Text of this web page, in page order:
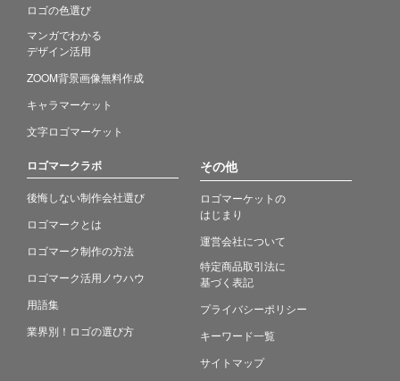
ロゴの色選び
マンガでわかる
デザイン活用
ZOOM背景画像無料作成
キャラマーケット
文字ロゴマーケット
ロゴマークラボ
後悔しない制作会社選び
ロゴマークとは
ロゴマーク制作の方法
ロゴマーク活用ノウハウ
用語集
業界別！ロゴの選び方
その他
ロゴマーケットの
はじまり
運営会社について
特定商品取引法に
基づく表記
プライバシーポリシー
キーワード一覧
サイトマップ